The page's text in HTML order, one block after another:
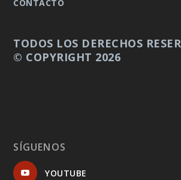
CONTACTO
TODOS LOS DERECHOS
© COPYRIGHT 2026
SÍGUENOS
YOUTUBE